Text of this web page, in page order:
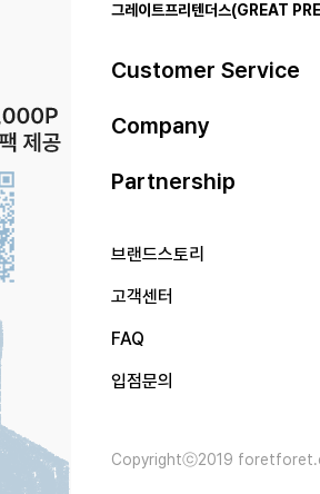
그레이트프리텐더스(GREAT
Customer Service
Company
Partnership
브랜드스토리
고객센터
FAQ
입점문의
Copyrightⓒ2019